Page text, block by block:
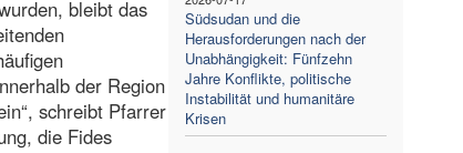
Südsudan und die
Herausforderungen nach der
Unabhängigkeit: Fünfzehn
Jahre Konflikte, politische
Instabilität und humanitäre
Krisen
bleibt das
der Region
schreibt Pfarrer
die Fides